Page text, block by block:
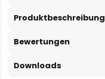
Produktbeschreibung
Bewertungen
Downloads